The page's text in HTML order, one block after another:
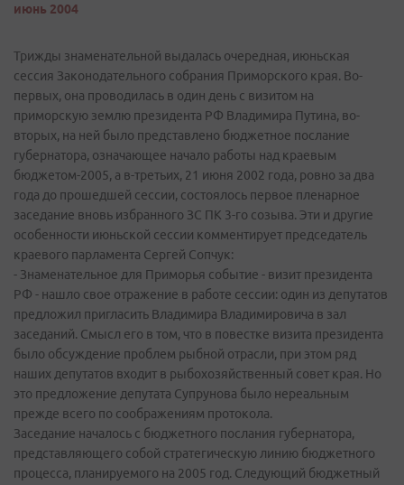
июнь 2004
Трижды знаменательной выдалась очередная, июньская
сессия Законодательного собрания Приморского края. Во-
первых, она проводилась в один день с визитом на
приморскую землю президента РФ Владимира Путина, во-
вторых, на ней было представлено бюджетное послание
губернатора, означающее начало работы над краевым
бюджетом-2005, а в-третьих, 21 июня 2002 года, ровно за два
года до прошедшей сессии, состоялось первое пленарное
заседание вновь избранного ЗС ПК 3-го созыва. Эти и другие
особенности июньской сессии комментирует председатель
краевого парламента Сергей Сопчук:
- Знаменательное для Приморья событие - визит президента
РФ - нашло свое отражение в работе сессии: один из депутатов
предложил пригласить Владимира Владимировича в зал
заседаний. Смысл его в том, что в повестке визита президента
было обсуждение проблем рыбной отрасли, при этом ряд
наших депутатов входит в рыбохозяйственный совет края. Но
это предложение депутата Супрунова было нереальным
прежде всего по соображениям протокола.
Заседание началось с бюджетного послания губернатора,
представляющего собой стратегическую линию бюджетного
процесса, планируемого на 2005 год. Следующий бюджетный